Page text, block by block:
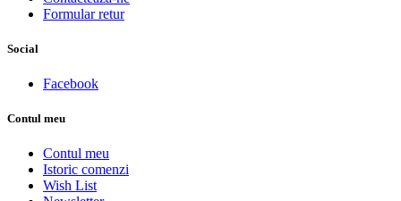
Formular retur
Social
Facebook
Contul meu
Contul meu
Istoric comenzi
Wish List